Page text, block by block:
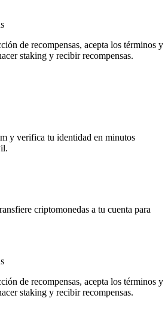
de recompensas, acepta los términos y
staking y recibir recompensas.
y verifica tu identidad en minutos
criptomonedas a tu cuenta para
de recompensas, acepta los términos y
staking y recibir recompensas.